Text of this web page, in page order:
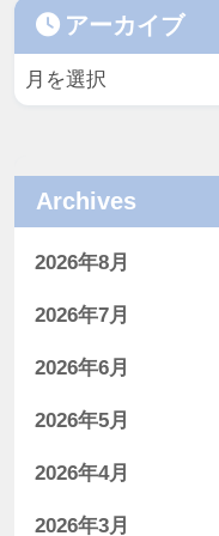
アーカイブ
Archives
2026年8月
2026年7月
2026年6月
2026年5月
2026年4月
2026年3月